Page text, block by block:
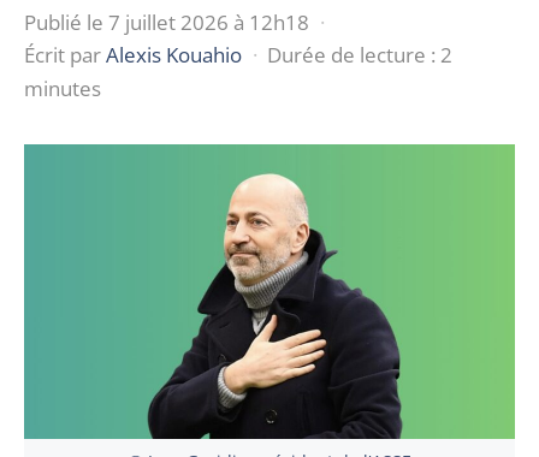
Publié le 7 juillet 2026 à 12h18 ·
Écrit parAlexis Kouahio · Durée de lecture : 2
minutes